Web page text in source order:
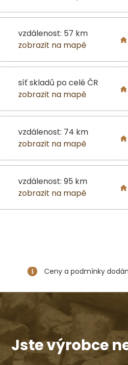
vzdálenost: 57 km
zobrazit na mapě
síť skladů po celé ČR
zobrazit na mapě
vzdálenost: 74 km
zobrazit na mapě
vzdálenost: 95 km
zobrazit na mapě
Ceny a podmínky
Jste výrobce